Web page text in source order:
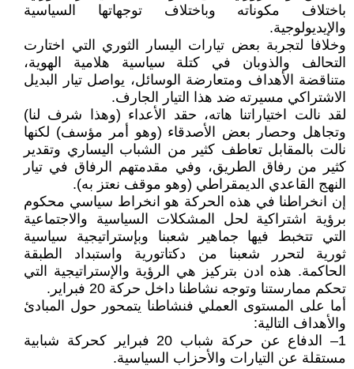
باختلاف مكوناته وباختلاف توجهاتها السياسية
والإيديولوجية.
وخلافا لتجربة بعض تيارات اليسار الثوري التي اختارت
التحالف والذوبان في كتلة سياسية هلامية الهوية،
متناقضة الأهداف ومتعارضة الوسائل، يواصل تيار البديل
الاشتراكي مسيرته ضد هذا التيار الجارف.
لقد نالت اختياراتنا هاته، حقد الأعداء (وهذا شرف لنا)
وتجاهل وحصار بعض الأصدقاء (وهو أمر مؤسف) لكنها
نالت بالمقابل تعاطف كثير من الشباب اليساري وتقدير
كثير من رفاق الطريق، وفي مقدمتهم الرفاق في تيار
النهج القاعدي الديمقراطي (وهو موقف نعتز به).
إن انخراطنا في هذه الحركة هو انخراط سياسي محكوم
برؤية اشتراكية لحل المشكلات السياسية والاجتماعية
التي تتخبط فيها جماهير شعبنا وبإستراتيجية سياسية
ثورية لتحرر شعبنا من دكتاتورية واستبداد الطبقة
الحاكمة. هذه ادن بتركيز هي الرؤية والإستراتيجية التي
تحكم ممارستنا وتوجه نشاطنا داخل حركة 20 فبراير.
أما على المستوى العملي فنشاطنا يتمحور حول المبادئ
والأهداف التالية:
1– الدفاع عن حركة شباب 20 فبراير كحركة شبابية
مستقلة عن التيارات والأحزاب السياسية.